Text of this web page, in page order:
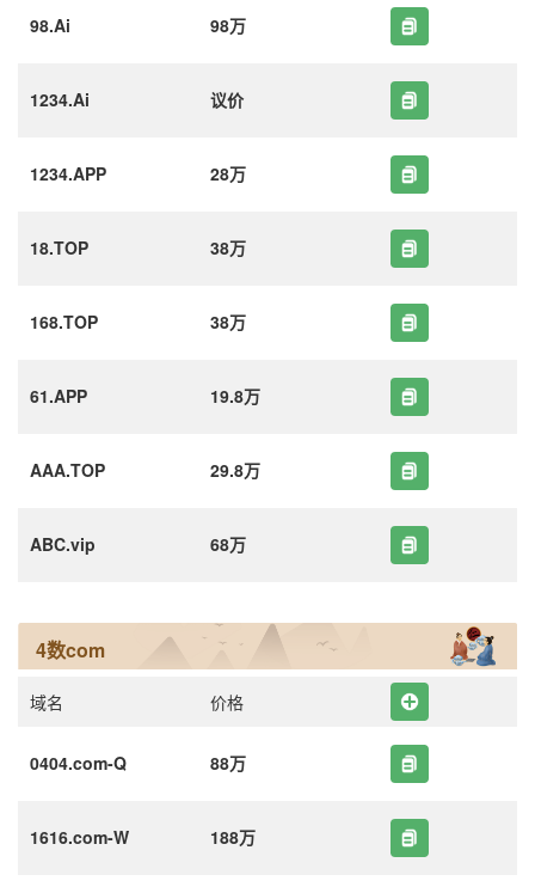
98.Ai 98万
1234.Ai 议价
1234.APP 28万
18.TOP 38万
168.TOP 38万
61.APP 19.8万
AAA.TOP 29.8万
ABC.vip 68万
4数com
域名 价格
0404.com-Q 88万
1616.com-W 188万